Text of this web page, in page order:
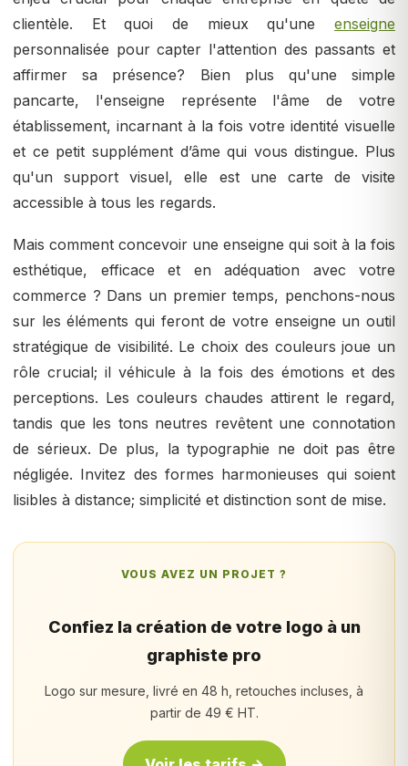
clientèle. Et quoi de mieux qu'une enseigne
personnalisée pour capter l'attention des passants et
affirmer sa présence? Bien plus qu'une simple
pancarte, l'enseigne représente l'âme de votre
établissement, incarnant à la fois votre identité visuelle
et ce petit supplément d’âme qui vous distingue. Plus
qu'un support visuel, elle est une carte de visite
accessible à tous les regards.
Mais comment concevoir une enseigne qui soit à la fois
esthétique, efficace et en adéquation avec votre
commerce ? Dans un premier temps, penchons-nous
sur les éléments qui feront de votre enseigne un outil
stratégique de visibilité. Le choix des couleurs joue un
rôle crucial; il véhicule à la fois des émotions et des
perceptions. Les couleurs chaudes attirent le regard,
tandis que les tons neutres revêtent une connotation
de sérieux. De plus, la typographie ne doit pas être
négligée. Invitez des formes harmonieuses qui soient
lisibles à distance; simplicité et distinction sont de mise.
VOUS AVEZ UN PROJET ?
Confiez la création de votre logo à un
graphiste pro
Logo sur mesure, livré en 48 h, retouches incluses, à
partir de 49 € HT.